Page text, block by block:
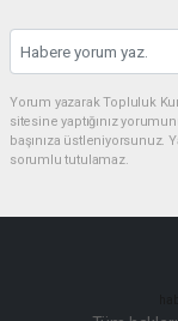
Yorum yazarak Topluluk
sitesine yaptığınız
başınıza üstleniyorsunuz.
sorumlu tutulamaz.